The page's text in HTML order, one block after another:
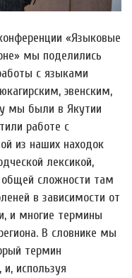
«Языковые
мы поделились
с языками
эвенским,
мы были в Якутии
работе с
из наших находок
лексикой,
сложности там
в зависимости от
и многие термины
В словнике мы
термин
и, используя